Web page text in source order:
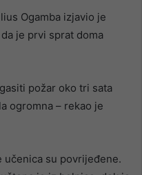
Ogamba izjavio je
je prvi sprat doma
požar oko tri sata
ogromna – rekao je
učenica su povrijeđene.